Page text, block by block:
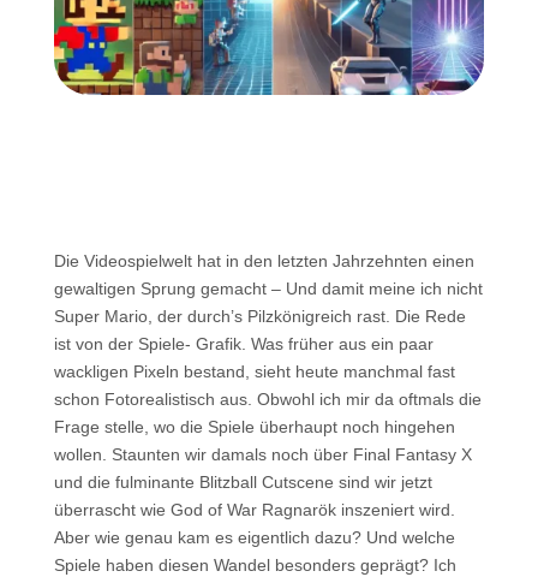
Die Videospielwelt hat in den letzten Jahrzehnten einen
gewaltigen Sprung gemacht – Und damit meine ich nicht
Super Mario, der durch’s Pilzkönigreich rast. Die Rede
ist von der Spiele- Grafik. Was früher aus ein paar
wackligen Pixeln bestand, sieht heute manchmal fast
schon Fotorealistisch aus. Obwohl ich mir da oftmals die
Frage stelle, wo die Spiele überhaupt noch hingehen
wollen. Staunten wir damals noch über Final Fantasy X
und die fulminante Blitzball Cutscene sind wir jetzt
überrascht wie God of War Ragnarök inszeniert wird.
Aber wie genau kam es eigentlich dazu? Und welche
Spiele haben diesen Wandel besonders geprägt? Ich